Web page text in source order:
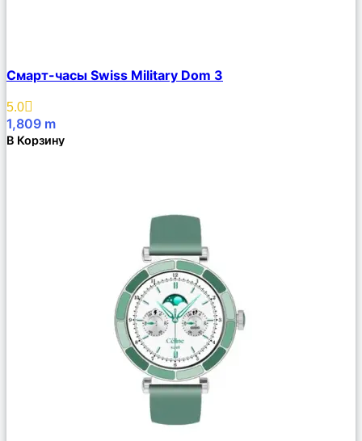
Описание
Избранное
Смарт-часы Swiss Military Dom 3
5.0
1,809 m
В Корзину